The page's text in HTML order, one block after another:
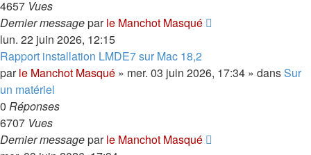
4657 Vues
Dernier messageparle Manchot Masqué
lun. 22 juin 2026, 12:15
Rapport installation LMDE7 sur Mac 18,2
parle Manchot Masqué » mer. 03 juin 2026, 17:34 » dansSur
un matériel
0 Réponses
6707 Vues
Dernier messageparle Manchot Masqué